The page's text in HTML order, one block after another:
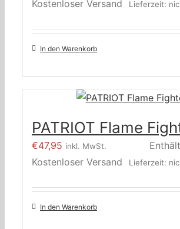
Kostenloser Versand
Lieferzeit:
In den Warenkorb
PATRIOT Flame
€47,95 inkl. MwSt.
Kostenloser Versand
Lieferzeit:
In den Warenkorb